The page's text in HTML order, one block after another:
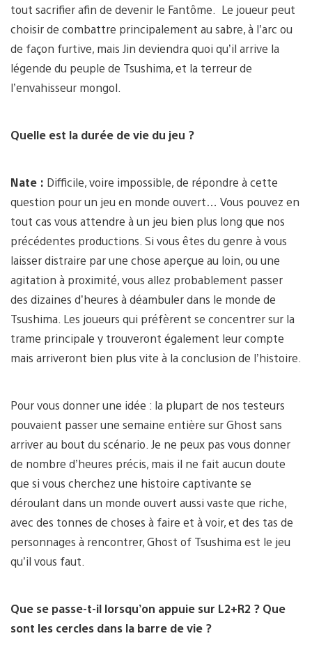
tout sacrifier afin de devenir le Fantôme. Le joueur peut
choisir de combattre principalement au sabre, à l’arc ou
de façon furtive, mais Jin deviendra quoi qu’il arrive la
légende du peuple de Tsushima, et la terreur de
l’envahisseur mongol.
Quelle est la durée de vie du jeu ?
Nate : Difficile, voire impossible, de répondre à cette
question pour un jeu en monde ouvert… Vous pouvez en
tout cas vous attendre à un jeu bien plus long que nos
précédentes productions. Si vous êtes du genre à vous
laisser distraire par une chose aperçue au loin, ou une
agitation à proximité, vous allez probablement passer
des dizaines d’heures à déambuler dans le monde de
Tsushima. Les joueurs qui préfèrent se concentrer sur la
trame principale y trouveront également leur compte
mais arriveront bien plus vite à la conclusion de l’histoire.
Pour vous donner une idée : la plupart de nos testeurs
pouvaient passer une semaine entière sur Ghost sans
arriver au bout du scénario. Je ne peux pas vous donner
de nombre d’heures précis, mais il ne fait aucun doute
que si vous cherchez une histoire captivante se
déroulant dans un monde ouvert aussi vaste que riche,
avec des tonnes de choses à faire et à voir, et des tas de
personnages à rencontrer, Ghost of Tsushima est le jeu
qu’il vous faut.
Que se passe-t-il lorsqu’on appuie sur L2+R2 ? Que
sont les cercles dans la barre de vie ?